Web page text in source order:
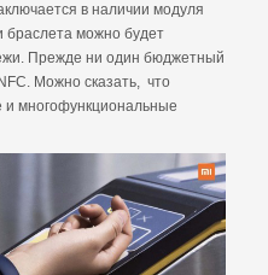
в наличии модуля
браслета можно будет
Прежде ни один бюджетный
Можно сказать, что
многофункциональные